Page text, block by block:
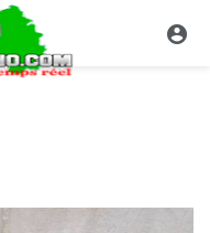
relève une amélioration de